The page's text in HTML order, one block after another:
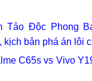
Tảo Độc Phong
kịch bản phá án lôi
C65s vs Vivo